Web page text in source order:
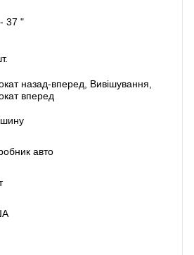
37 "
назад-вперед, Вивішування,
вперед
авто